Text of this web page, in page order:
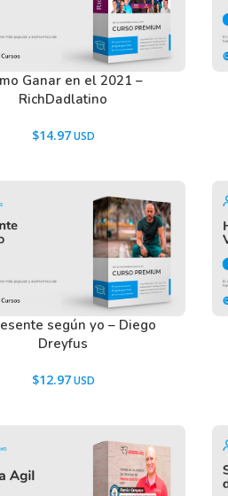
es un proceso de
mayor conexión contigo mismo y a
atrás la confusión, avanzar con
las herramientas y el
usando el Chat.
Ganar en el 2021 –
RichDadlatino
$14.97
según yo – Diego
Dreyfus
$12.97